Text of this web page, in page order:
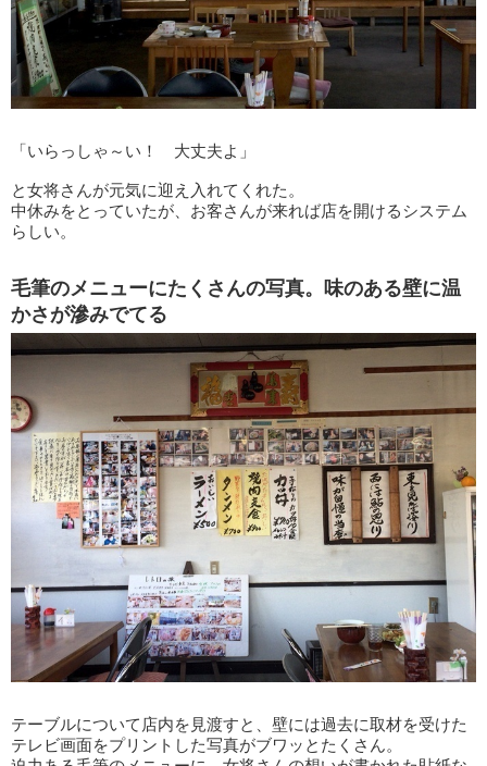
「いらっしゃ～い！ 大丈夫よ」
と女将さんが元気に迎え入れてくれた。
中休みをとっていたが、お客さんが来れば店を開けるシステム
らしい。
毛筆のメニューにたくさんの写真。味のある壁に温
かさが滲みでてる
テーブルについて店内を見渡すと、壁には過去に取材を受けた
テレビ画面をプリントした写真がブワッとたくさん。